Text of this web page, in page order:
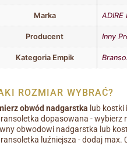
Marka ADIRE
Producent Inny
Kategoria Empik
ROZMIAR WYBRAĆ?
obwód nadgarstka lub kostki
dopasowana - wybierz
obwodowi nadgarstka lub
luźniejsza - dodaj max.